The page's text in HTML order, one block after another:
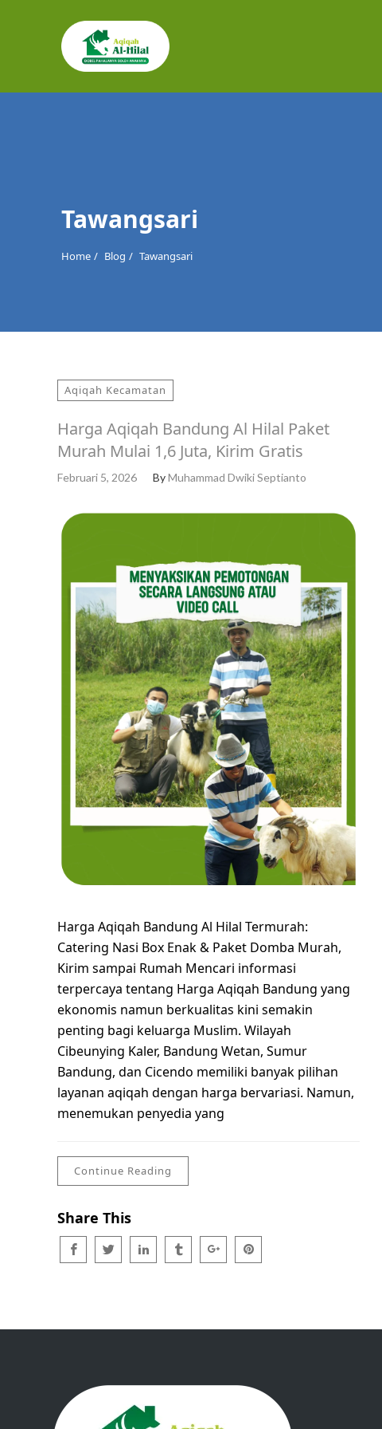
Cari
Tawangsari
Home Blog Tawangsari
Aqiqah Kecamatan
Harga Aqiqah Bandung Al Hilal Paket
Murah Mulai 1,6 Juta, Kirim Gratis
Februari 5, 2026 ByMuhammad Dwiki Septianto
Harga Aqiqah Bandung Al Hilal Termurah:
Catering Nasi Box Enak & Paket Domba Murah,
Kirim sampai Rumah Mencari informasi
terpercaya tentang Harga Aqiqah Bandung yang
ekonomis namun berkualitas kini semakin
penting bagi keluarga Muslim. Wilayah
Cibeunying Kaler, Bandung Wetan, Sumur
Bandung, dan Cicendo memiliki banyak pilihan
layanan aqiqah dengan harga bervariasi. Namun,
menemukan penyedia yang
Continue Reading
Share This